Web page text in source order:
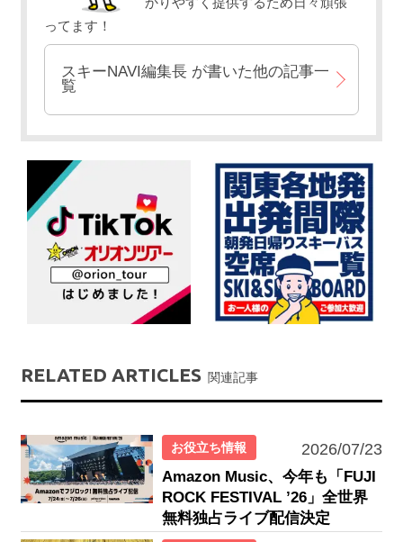
ってます！
スキーNAVI編集長 が書いた他の記事一
覧
RELATED ARTICLES 関連記事
お役立ち情報 2026/07/23
Amazon Music、今年も「FUJI
ROCK FESTIVAL ’26」全世界
無料独占ライブ配信決定